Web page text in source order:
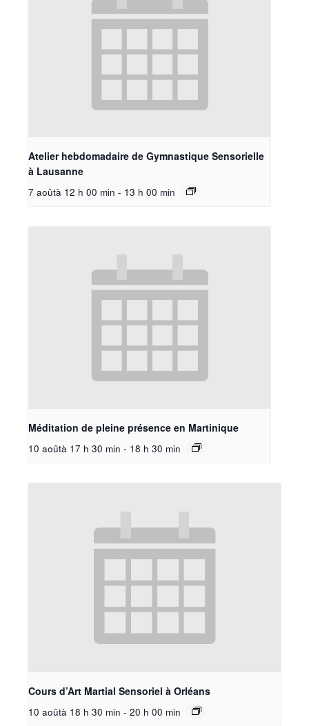
Atelier hebdomadaire de Gymnastique Sensorielle
à Lausanne
7 aoûtà 12 h 00 min - 13 h 00 min
Méditation de pleine présence en Martinique
10 aoûtà 17 h 30 min - 18 h 30 min
Cours d’Art Martial Sensoriel à Orléans
10 aoûtà 18 h 30 min - 20 h 00 min